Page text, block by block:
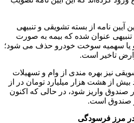
نامه از بسته تشویقی و تنبیهی
عنوان شده که بیمه به صورت
و یا سهمیه سوخت خودرو حذف می شود؛
تاخیر است.
نیز بهره مندی از وام و تسهیلات
بیش از هشت هزار میلیارد تومان در از
واریز شود، در حالی که اکنون
صندوق است.